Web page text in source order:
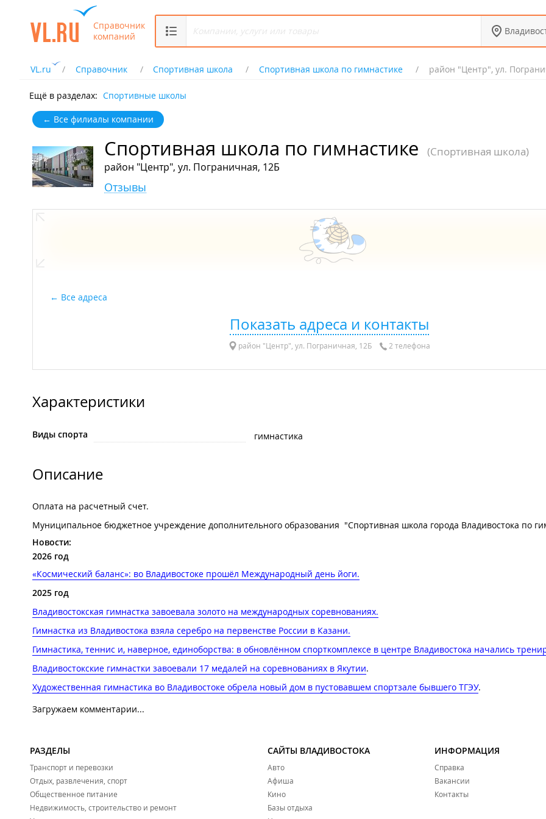
Справочник
компаний
VL.ru Справочник Спортивная школа Спортивная школа по гимнастике район "Центр", ул.
Ещё в разделах: Спортивные школы
← Все филиалы компании
Спортивная школа по гимнастике (Спортивная школа)
район "Центр", ул. Пограничная, 12Б
Отзывы
Все адреса
Показать адреса и контакты
район "Центр", ул. Пограничная, 12Б 2 телефона
Характеристики
Виды спорта гимнастика
Описание
Оплата на расчетный счет.
Муниципальное бюджетное учреждение дополнительного образования "Спортивная школа города Владивостока по
Новости:
2026 год
«Космический баланс»: во Владивостоке прошёл Международный день йоги​.
2025 год
Владивостокская гимнастка завоевала золото на международных соревнованиях​.
Гимнастка из Владивостока взяла серебро на первенстве России в Казани​.
Гимнастика, теннис и, наверное, единоборства: в обновлённом спорткомплексе в центре Владивостока начались
Владивостокские гимнастки завоевали 17 медалей на соревнованиях в Якутии.
Художественная гимнастика во Владивостоке обрела новый дом в пустовавшем спортзале бывшего ТГЭУ.
Загружаем комментарии...
РАЗДЕЛЫ
Транспорт и перевозки
Отдых, развлечения, спорт
Общественное питание
Недвижимость, строительство и ремонт
САЙТЫ ВЛАДИВОСТОКА
Авто
Афиша
Кино
Базы отдыха
ИНФОРМАЦИЯ
Справка
Вакансии
Контакты